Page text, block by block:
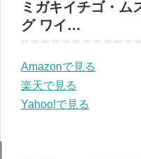
ミガキイチゴ・
グ ワイ…
Amazonで見る
楽天で見る
Yahoo!で見る